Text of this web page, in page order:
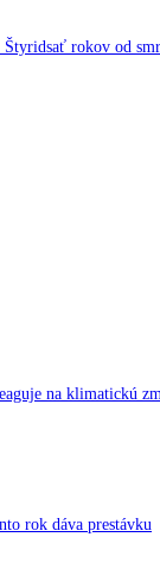
Štyridsať rokov od
na klimatickú
rok dáva prestávku